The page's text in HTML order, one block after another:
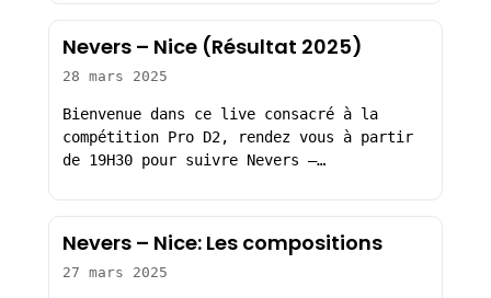
Nevers – Nice (Résultat 2025)
28 mars 2025
Bienvenue dans ce live consacré à la
compétition Pro D2, rendez vous à partir
de 19H30 pour suivre Nevers –…
Nevers – Nice: Les compositions
27 mars 2025